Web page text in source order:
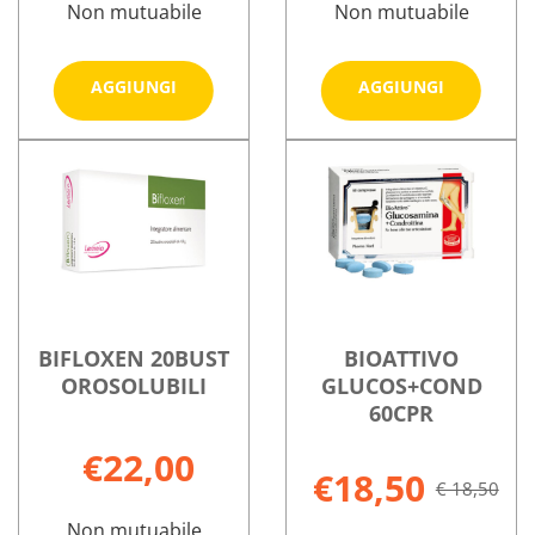
Non mutuabile
AGGIUNGI
Aggiungi ARTROSULFUR
VISC
16BUST al
su ARTROSULFUR
VISC
16BUST
Non mutuabile
AGGIUNGI
Aggiungi
FORTE
20BUST al
carrello
su ARTYAL
FORTE
20BUST
BIFLOXEN 20BUST
OROSOLUBILI
€22,00
BIOATTIVO
GLUCOS+COND
60CPR
€18,50 € 18,50